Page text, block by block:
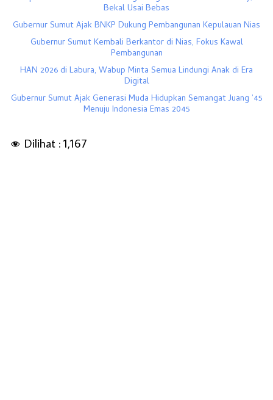
Bekal Usai Bebas
Gubernur Sumut Ajak BNKP Dukung Pembangunan Kepulauan Nias
Gubernur Sumut Kembali Berkantor di Nias, Fokus Kawal
Pembangunan
HAN 2026 di Labura, Wabup Minta Semua Lindungi Anak di Era
Digital
Gubernur Sumut Ajak Generasi Muda Hidupkan Semangat Juang ’45
Menuju Indonesia Emas 2045
Dilihat : 1,167